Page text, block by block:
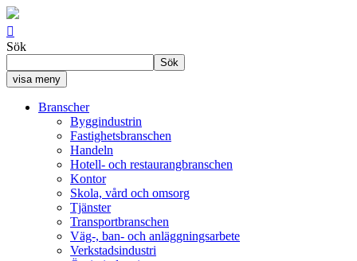

Sök
Sök
visa meny
Branscher
Byggindustrin
Fastighetsbranschen
Handeln
Hotell- och restaurangbranschen
Kontor
Skola, vård och omsorg
Tjänster
Transportbranschen
Väg-, ban- och anläggningsarbete
Verkstadsindustri